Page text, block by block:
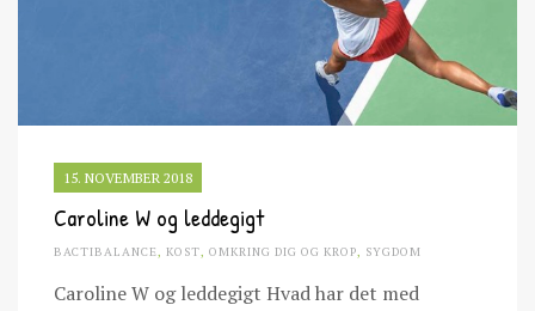
15. NOVEMBER 2018
Caroline W og leddegigt
BACTIBALANCE, KOST, OMKRING DIG OG KROP, SYGDOM
Caroline W og leddegigt Hvad har det med